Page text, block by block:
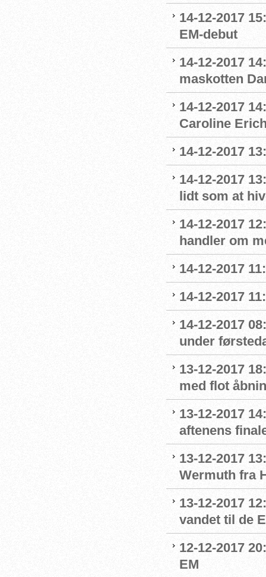
14-12-2017
EM-debut
14-12-2017
maskotten
14-12-2017
Caroline
14-12-2017
14-12-2017
lidt som at
14-12-2017
handler om
14-12-2017
14-12-2017
14-12-2017
under
13-12-2017
med flot
13-12-2017
aftenens
13-12-2017
Wermuth fra
13-12-2017
vandet til de
12-12-2017
EM